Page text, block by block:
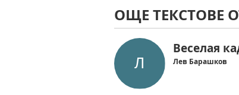
ОЩЕ ТЕКСТОВЕ
Веселая
Лев Барашков